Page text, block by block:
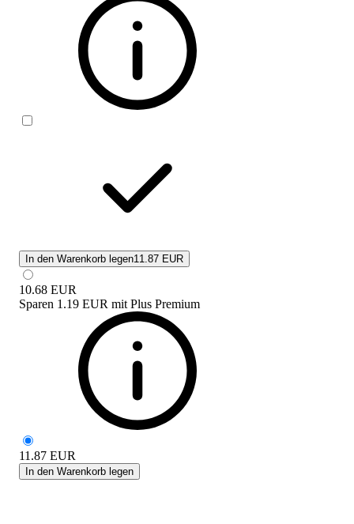
In den Warenkorb legen11.87 EUR
10.68 EUR
Sparen 1.19 EUR mit Plus Premium
11.87 EUR
In den Warenkorb legen